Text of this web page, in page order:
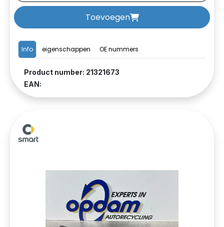
Info eigenschappen OE nummers
Product number: 21321673
EAN:
Toevoegen